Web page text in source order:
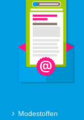
Modestoffen